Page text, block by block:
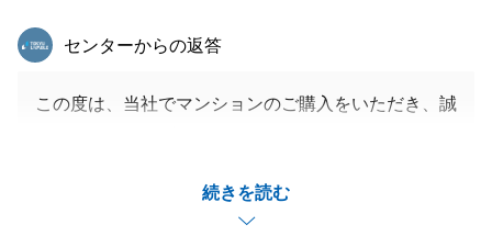
続きを読む
東急リバブル
センターからの返答
この度は、当社でマンションのご購入をいただき、誠
れないことが続きましたが、一緒に一つずつ進めてい